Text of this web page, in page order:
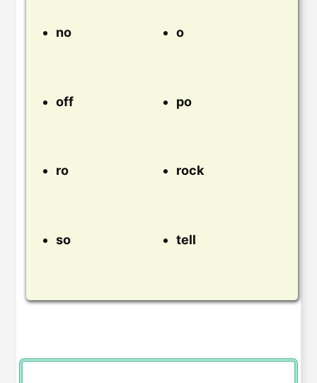
no o
off po
ro rock
so tell